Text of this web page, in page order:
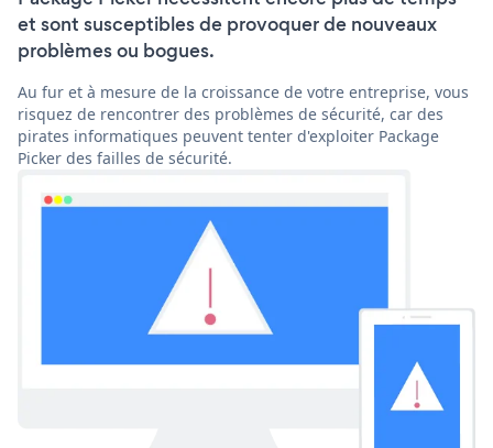
et sont susceptibles de provoquer de nouveaux
problèmes ou bogues.
Au fur et à mesure de la croissance de votre entreprise, vous
risquez de rencontrer des problèmes de sécurité, car des
pirates informatiques peuvent tenter d'exploiter Package
Picker des failles de sécurité.